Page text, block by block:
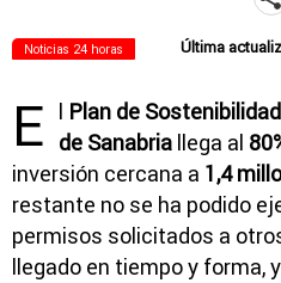
Noticias 24 horas Última
E l Plan de
de Sanabria llega al
inversión cercana a 1,4
restante no se ha podido
permisos solicitados a
llegado en tiempo y forma,